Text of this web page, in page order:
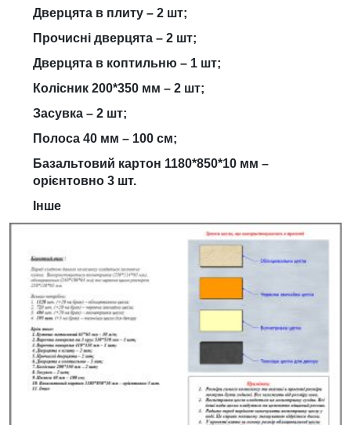
Дверцята в плиту – 2 шт;
Прочисні дверцята – 2 шт;
Дверцята в коптильню – 1 шт;
Колісник 200*350 мм – 2 шт;
Засувка – 2 шт;
Полоса 40 мм – 100 см;
Базальтовий картон 1180*850*10 мм –
орієнтовно 3 шт.
Інше